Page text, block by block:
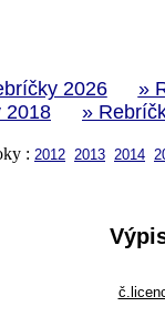
2026 »
2018 »
: 2012 2013 2014